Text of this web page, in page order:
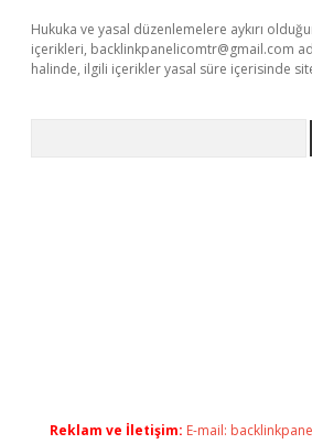
Hukuka ve yasal düzenlemelere aykırı
içerikleri, backlinkpanelicomtr@gmail.com
halinde, ilgili içerikler yasal süre içerisinde
Reklam ve İletişim: E-mail: